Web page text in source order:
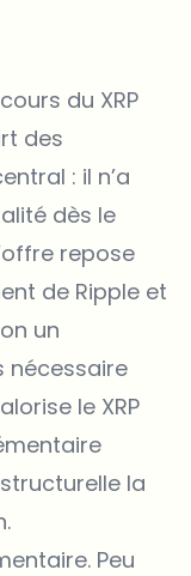
du XRP
des
: il n’a
dès le
repose
de Ripple et
un
nécessaire
le XRP
la
Peu